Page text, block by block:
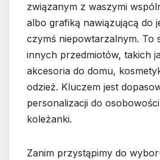
związanym z waszymi
albo grafiką nawiązującą do
czymś niepowtarzalnym. To
innych przedmiotów, takich
akcesoria do domu,
odzież. Kluczem jest
personalizacji do
koleżanki.
Zanim przystąpimy do